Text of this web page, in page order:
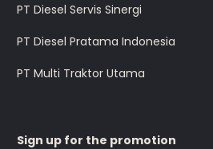
PT Diesel Servis Sinergi
PT Diesel Pratama Indonesia
PT Multi Traktor Utama
Sign up for the promotion